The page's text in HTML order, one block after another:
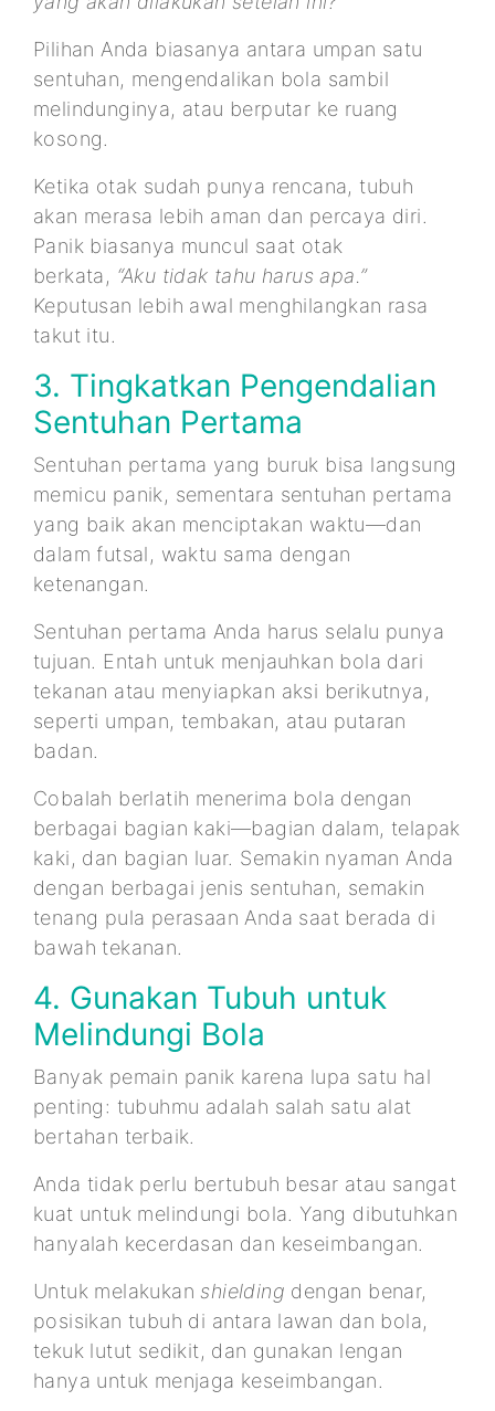
Pilihan Anda biasanya antara umpan satu
sentuhan, mengendalikan bola sambil
melindunginya, atau berputar ke ruang
kosong.
Ketika otak sudah punya rencana, tubuh
akan merasa lebih aman dan percaya diri.
Panik biasanya muncul saat otak
berkata, “Aku tidak tahu harus apa.”
Keputusan lebih awal menghilangkan rasa
takut itu.
3. Tingkatkan Pengendalian
Sentuhan Pertama
Sentuhan pertama yang buruk bisa langsung
memicu panik, sementara sentuhan pertama
yang baik akan menciptakan waktu—dan
dalam futsal, waktu sama dengan
ketenangan.
Sentuhan pertama Anda harus selalu punya
tujuan. Entah untuk menjauhkan bola dari
tekanan atau menyiapkan aksi berikutnya,
seperti umpan, tembakan, atau putaran
badan.
Cobalah berlatih menerima bola dengan
berbagai bagian kaki—bagian dalam, telapak
kaki, dan bagian luar. Semakin nyaman Anda
dengan berbagai jenis sentuhan, semakin
tenang pula perasaan Anda saat berada di
bawah tekanan.
4. Gunakan Tubuh untuk
Melindungi Bola
Banyak pemain panik karena lupa satu hal
penting: tubuhmu adalah salah satu alat
bertahan terbaik.
Anda tidak perlu bertubuh besar atau sangat
kuat untuk melindungi bola. Yang dibutuhkan
hanyalah kecerdasan dan keseimbangan.
Untuk melakukanshielding dengan benar,
posisikan tubuh di antara lawan dan bola,
tekuk lutut sedikit, dan gunakan lengan
hanya untuk menjaga keseimbangan.